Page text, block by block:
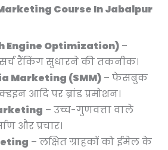
Course In Jabalpur
Engine Optimization) –
रैंकिंग सुधारने की तकनीक।
Marketing (SMM) – फेसबुक
आदि पर ब्रांड प्रमोशन।
– उच्च-गुणवत्ता वाले
और प्रचार।
– लक्षित ग्राहकों को ईमेल के
..